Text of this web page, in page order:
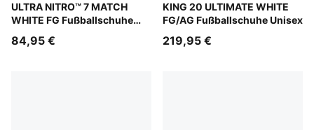
ULTRA NITRO™ 7 MATCH
WHITE FG Fußballschuhe
PUMA White-Yellow Alert-Heat Fire
84,95 €
KING 20 ULTIMATE WHITE
FG/AG Fußballschuhe Unisex
PUMA White-Luminous
219,95 €